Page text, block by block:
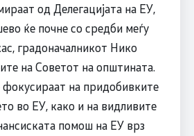
од Делегацијата на ЕУ,
ќе почне со средби меѓу
градоначалникот Нико
на Советот на општината.
фокусираат на придобивките
во ЕУ, како и на видливите
помош на ЕУ врз